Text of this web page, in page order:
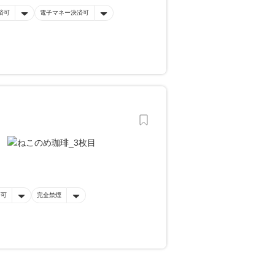
可 電子マネー決済可
完全禁煙